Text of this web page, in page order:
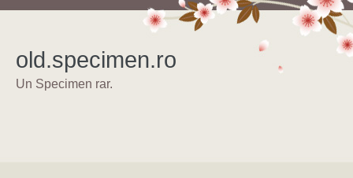
old.specimen.ro
Un Specimen rar.